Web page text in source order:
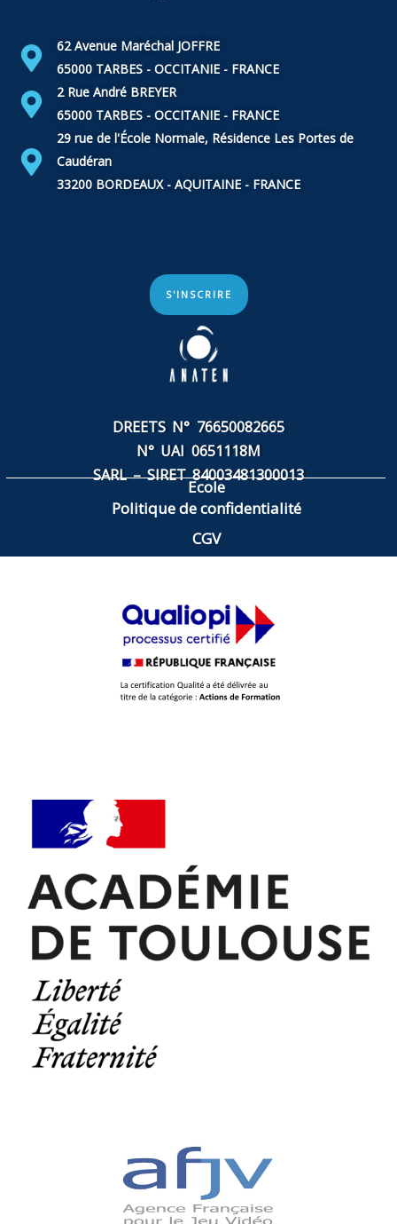
62 Avenue Maréchal JOFFRE
65000 TARBES - OCCITANIE - FRANCE
2 Rue André BREYER
65000 TARBES - OCCITANIE - FRANCE
29 rue de l'École Normale, Résidence Les Portes de
Caudéran
33200 BORDEAUX - AQUITAINE - FRANCE
S'INSCRIRE
DREETS N° 76650082665
N° UAI 0651118M
SARL – SIRET84003481300013
Ecole
Politique de confidentialité
CGV